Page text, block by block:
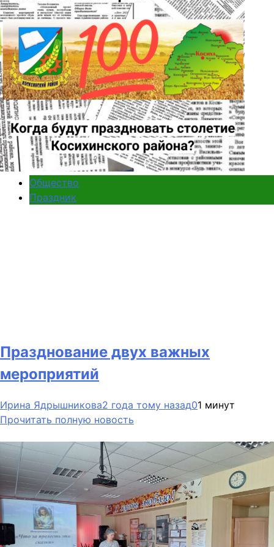
Общество
Праздник
Празднование двух важных
мероприятий
Ирина Ядрышникова2 года тому назад01 минут
Прочитать полную новость